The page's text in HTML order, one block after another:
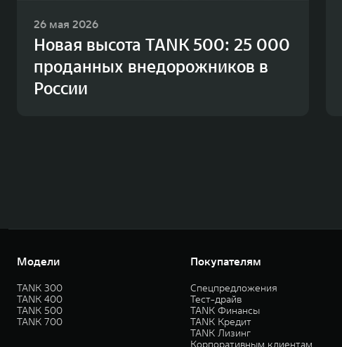
26 мая 2026
Новая высота TANK 500: 25 000
проданных внедорожников в
России
Модели
TANK 300
TANK 400
TANK 500
TANK 700
Покупателям
Спецпредложения
Тест-драйв
TANK Финансы
TANK Кредит
TANK Лизинг
Корпоративным клиентам